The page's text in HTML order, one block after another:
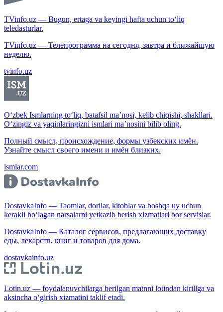
TVinfo.uz — Bugun, ertaga va keyingi hafta uchun to‘liq
teledasturlar.
TVinfo.uz — Телепрограмма на сегодня, завтра и ближайшую
неделю.
tvinfo.uz
O‘zbek Ismlarning to‘liq, batafsil ma’nosi, kelib chiqishi, shakllari.
O‘zingiz va yaqinlaringizni ismlari ma’nosini bilib oling.
Полный смысл, происхождение, формы узбекских имён.
Узнайте смысл своего имени и имён близких.
ismlar.com
DostavkaInfo — Taomlar, dorilar, kitoblar va boshqa uy uchun
kerakli bo‘lagan narsalarni yetkazib berish xizmatlari bor servislar.
DostavkaInfo — Каталог сервисов, предлагающих доставку
еды, лекарств, книг и товаров для дома.
dostavkainfo.uz
Lotin.uz — foydalanuvchilarga berilgan matnni lotindan kirillga va
aksincha o‘girish xizmatini taklif etadi.